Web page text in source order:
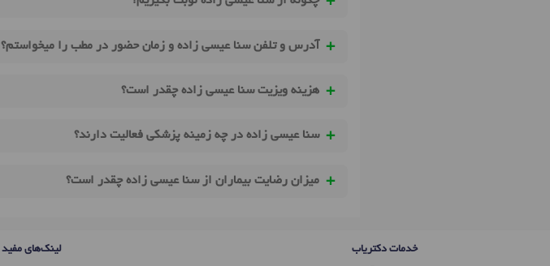
آدرس و تلفن سنا عیسی زاده و زمان حضور در مطب را میخواستم؟
هزینه ویزیت سنا عیسی زاده چقدر است؟
سنا عیسی زاده در چه زمینه پزشکی فعالیت دارند؟
میزان رضایت بیماران از سنا عیسی زاده چقدر است؟
خدمات دکتریاب
لینک‌های مفید